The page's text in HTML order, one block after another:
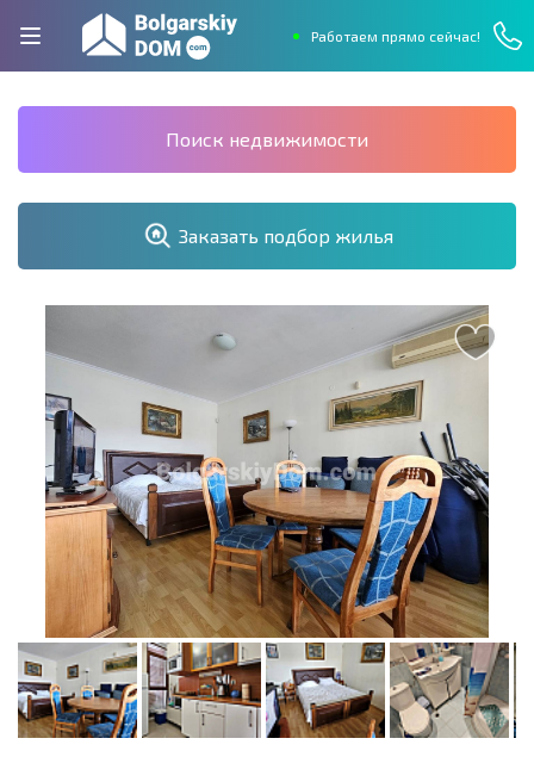
Работаем прямо сейчас!
Поиск недвижимости
Заказать подбор жилья